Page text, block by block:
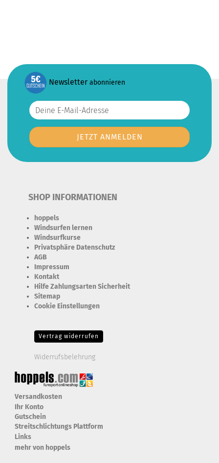
Newsletter abonnieren
SHOP INFORMATIONEN
hoppels
Windsurfen lernen
Windsurfkurse
Privatsphäre Datenschutz
AGB
Impressum
Kontakt
Hilfe Zahlungsarten Sicherheit
Sitemap
Cookie Einstellungen
Vertrag widerrufen
Widerrufsbelehrung
Versandkosten
Ihr Konto
Gutschein
Streitschlichtungs Plattform
Links
mehr von hoppels